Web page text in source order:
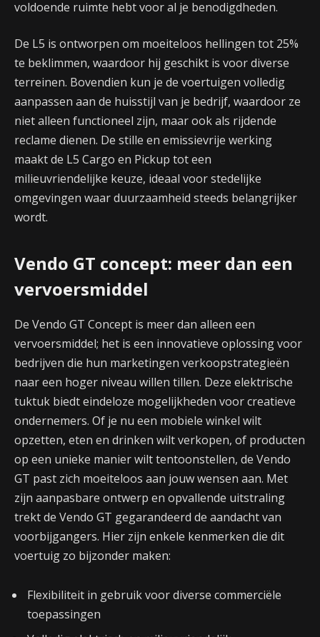
voldoende ruimte hebt voor al je benodigdheden.
De L5 is ontworpen om moeiteloos hellingen tot 25%
te beklimmen, waardoor hij geschikt is voor diverse
terreinen. Bovendien kun je de voertuigen volledig
aanpassen aan de huisstijl van je bedrijf, waardoor ze
niet alleen functioneel zijn, maar ook als rijdende
reclame dienen. De stille en emissievrije werking
maakt de L5 Cargo en Pickup tot een
milieuvriendelijke keuze, ideaal voor stedelijke
omgevingen waar duurzaamheid steeds belangrijker
wordt.
Vendo GT concept: meer dan een
vervoersmiddel
De Vendo GT Concept is meer dan alleen een
vervoersmiddel; het is een innovatieve oplossing voor
bedrijven die hun marketingen verkoopstrategieën
naar een hoger niveau willen tillen. Deze elektrische
tuktuk biedt eindeloze mogelijkheden voor creatieve
ondernemers. Of je nu een mobiele winkel wilt
opzetten, eten en drinken wilt verkopen, of producten
op een unieke manier wilt tentoonstellen, de Vendo
GT past zich moeiteloos aan jouw wensen aan. Met
zijn aanpasbare ontwerp en opvallende uitstraling
trekt de Vendo GT gegarandeerd de aandacht van
voorbijgangers. Hier zijn enkele kenmerken die dit
voertuig zo bijzonder maken:
Flexibiliteit in gebruik voor diverse commerciële
toepassingen